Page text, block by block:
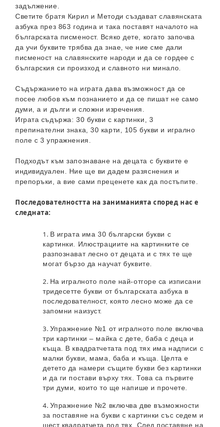
задължение.
Светите братя Кирил и Методи създават славянската
азбука през 863 година и така поставят началото на
българската писменост. Всяко дете, когато започва
да учи буквите трябва да знае, че ние сме дали
писменост на славянските народи и да се гордее с
българския си произход и славното ни минало.
Съдържанието на играта дава възможност да се
посее любов към познанието и да се пишат не само
думи, а и дълги и сложни изречения.
Играта съдържа: 30 букви с картинки, 3
препинателни знака, 30 карти, 105 букви и игрално
поле с 3 упражнения.
Подходът към запознаване на децата с буквите е
индивидуален. Ние ще ви дадем разяснения и
препоръки, а вие сами преценете как да постъпите.
Последователността на заниманията според нас е
следната:
В играта има 30 български букви с
картинки. Илюстрациите на картинките се
разпознават лесно от децата и с тях те ще
могат бързо да научат буквите.
На игралното поле най-отгоре са изписани
тридесетте букви от българската азбука в
последователност, която лесно може да се
запомни наизуст.
Упражнение №1 от игралното поле включва
три картинки – майка с дете, баба с деца и
къща. В квадратчетата под тях има надписи с
малки букви, мама, баба и къща. Целта е
детето да намери същите букви без картинки
и да ги постави върху тях. Това са първите
три думи, които то ще напише и прочете.
Упражнение №2 включва две възможности
за поставяне на букви с картинки със седем и
шест квадратчета под тях. След поставяне на